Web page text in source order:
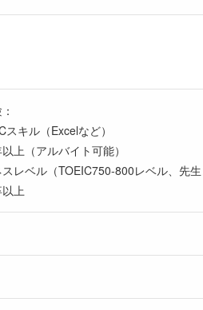
スキル（Excelなど）
上（アルバイト可能）
レベル（TOEIC750-800レベル、先⽣
上